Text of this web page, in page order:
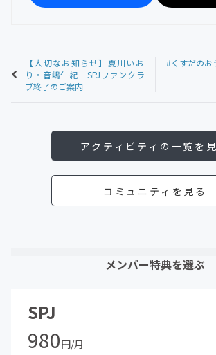
【大切なお知らせ】夏川いお
り・音嶋仁紀 SPJファンクラ
ブ終了のご案内
#くすだのお
アクティビティの一覧を
コミュニティを見る
メンバー特典を選ぶ
SPJ
980円/月